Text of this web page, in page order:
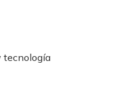
tecnología